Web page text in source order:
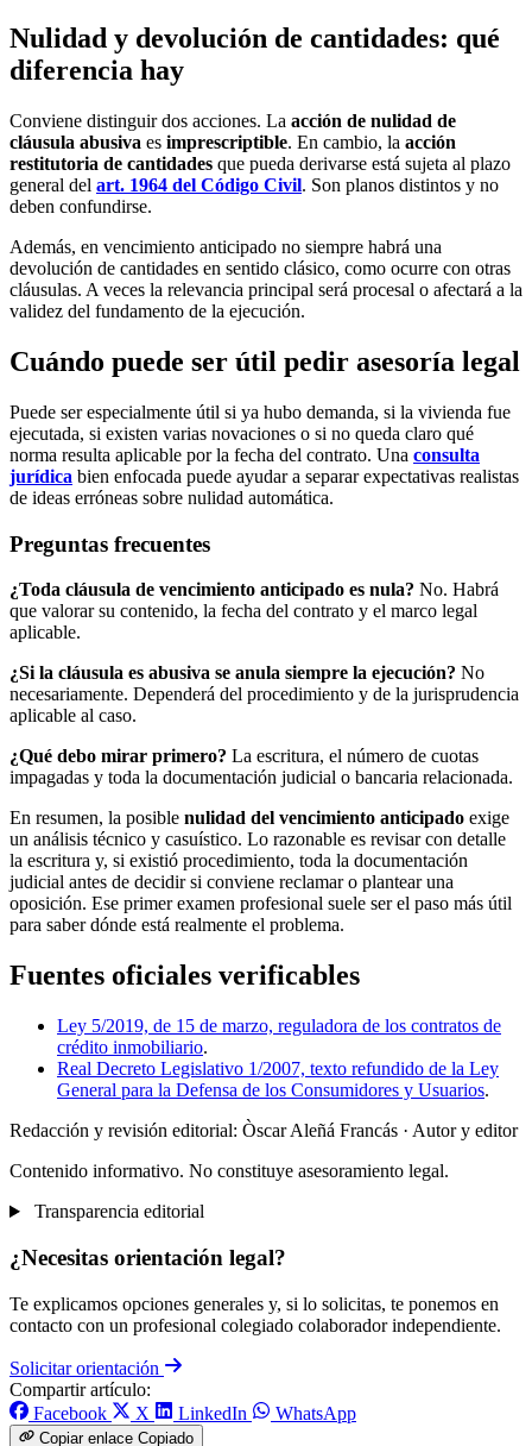
Nulidad y devolución de cantidades: qué
diferencia hay
Conviene distinguir dos acciones. La acción de nulidad de
cláusula abusiva es imprescriptible. En cambio, la acción
restitutoria de cantidades que pueda derivarse está sujeta al plazo
general del art. 1964 del Código Civil. Son planos distintos y no
deben confundirse.
Además, en vencimiento anticipado no siempre habrá una
devolución de cantidades en sentido clásico, como ocurre con otras
cláusulas. A veces la relevancia principal será procesal o afectará a la
validez del fundamento de la ejecución.
Cuándo puede ser útil pedir asesoría legal
Puede ser especialmente útil si ya hubo demanda, si la vivienda fue
ejecutada, si existen varias novaciones o si no queda claro qué
norma resulta aplicable por la fecha del contrato. Una consulta
jurídica bien enfocada puede ayudar a separar expectativas realistas
de ideas erróneas sobre nulidad automática.
Preguntas frecuentes
¿Toda cláusula de vencimiento anticipado es nula? No. Habrá
que valorar su contenido, la fecha del contrato y el marco legal
aplicable.
¿Si la cláusula es abusiva se anula siempre la ejecución? No
necesariamente. Dependerá del procedimiento y de la jurisprudencia
aplicable al caso.
¿Qué debo mirar primero? La escritura, el número de cuotas
impagadas y toda la documentación judicial o bancaria relacionada.
En resumen, la posible nulidad del vencimiento anticipado exige
un análisis técnico y casuístico. Lo razonable es revisar con detalle
la escritura y, si existió procedimiento, toda la documentación
judicial antes de decidir si conviene reclamar o plantear una
oposición. Ese primer examen profesional suele ser el paso más útil
para saber dónde está realmente el problema.
Fuentes oficiales verificables
Ley 5/2019, de 15 de marzo, reguladora de los contratos de
crédito inmobiliario.
Real Decreto Legislativo 1/2007, texto refundido de la Ley
General para la Defensa de los Consumidores y Usuarios.
Redacción y revisión editorial: Òscar Aleñá Francás · Autor y editor
Contenido informativo. No constituye asesoramiento legal.
Transparencia editorial
¿Necesitas orientación legal?
Te explicamos opciones generales y, si lo solicitas, te ponemos en
contacto con un profesional colegiado colaborador independiente.
Solicitar orientación
Compartir artículo:
Facebook
X LinkedIn WhatsApp
Copiar enlace Copiado